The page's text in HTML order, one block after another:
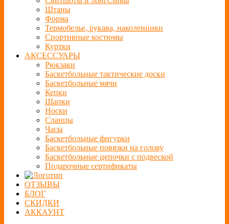
Штаны
Форма
Термобелье, рукава, наколенники
Спортивные костюмы
Куртки
АКСЕССУАРЫ
Рюкзаки
Баскетбольные тактические доски
Баскетбольные мячи
Кепки
Шапки
Носки
Сланцы
Часы
Баскетбольные фигурки
Баскетбольные повязки на голову
Баскетбольные цепочки с подвеской
Подарочные сертификаты
ОТЗЫВЫ
БЛОГ
СКИДКИ
АККАУНТ